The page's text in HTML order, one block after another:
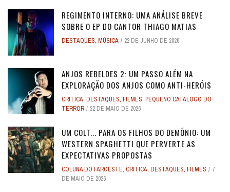
REGIMENTO INTERNO: UMA ANÁLISE BREVE
SOBRE O EP DO CANTOR THIAGO MATIAS
DESTAQUES, MÚSICA 22 DE JUNHO DE 2026
ANJOS REBELDES 2: UM PASSO ALÉM NA
EXPLORAÇÃO DOS ANJOS COMO ANTI-HERÓIS
CRÍTICA, DESTAQUES, FILMES, PEQUENO CATÁLOGO DO
TERROR
22 DE MAIO DE 2026
UM COLT... PARA OS FILHOS DO DEMÔNIO: UM
WESTERN SPAGHETTI QUE PERVERTE AS
EXPECTATIVAS PROPOSTAS
COLUNA DO FAROESTE, CRÍTICA, DESTAQUES, FILMES
7
DE MAIO DE 2026